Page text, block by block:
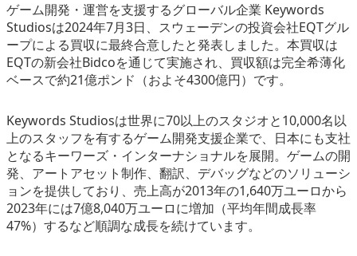
イベント/セミナー
eスポーツ
ゲーム開発・運営を支援するグローバル企業 Keywords
Studiosは2024年7月3日、スウェーデンの投資会社EQTグル
ープによる買収に最終合意したと発表しました。本買収は
EQTの新会社Bidcoを通じて実施され、買収額は完全希薄化
ベースで約21億ポンド（およそ4300億円）です。
Keywords Studiosは世界に70以上のスタジオと10,000名以
上のスタッフを有するゲーム開発支援企業で、日本にも支社
となるキーワーズ・インターナショナルを展開。ゲームの開
発、アートアセット制作、翻訳、デバッグなどのソリューシ
ョンを提供しており、売上高が2013年の1,640万ユーロから
2023年には7億8,040万ユーロに増加（平均年間成長率
47%）するなど順調な成長を続けています。